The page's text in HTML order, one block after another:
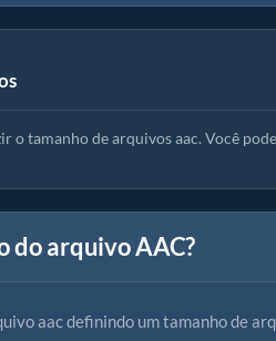
dos Arquivos aac
o tamanho de arquivos aac. Você
do arquivo AAC?
aac definindo um tamanho de